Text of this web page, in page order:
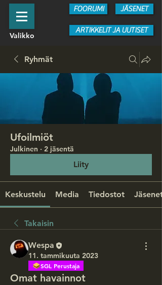
JÄSENET
FOORUMI
Valikko
ARTIKKELIT JA UUTISET
Ryhmät
Ufoilmiöt
Julkinen · 2 jäsentä
Liity
Keskustelu Media Tiedostot Jäsenet
Takaisin
Wespa
11. tammikuuta 2023
SGL Perustaja
Omat havainnot